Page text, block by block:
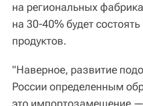
на региональных
на 30-40% будет
продуктов.
"Наверное, развитие
России определенным